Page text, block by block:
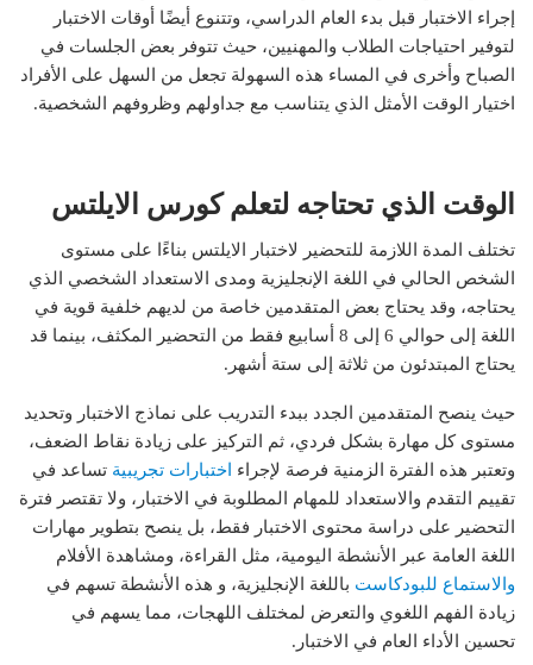
إجراء الاختبار قبل بدء العام الدراسي، وتتنوع أيضًا أوقات الاختبار
لتوفير احتياجات الطلاب والمهنيين، حيث تتوفر بعض الجلسات في
الصباح وأخرى في المساء هذه السهولة تجعل من السهل على الأفراد
اختيار الوقت الأمثل الذي يتناسب مع جداولهم وظروفهم الشخصية.
الوقت الذي تحتاجه لتعلم كورس الايلتس
تختلف المدة اللازمة للتحضير لاختبار الايلتس بناءًا على مستوى
الشخص الحالي في اللغة الإنجليزية ومدى الاستعداد الشخصي الذي
يحتاجه، وقد يحتاج بعض المتقدمين خاصة من لديهم خلفية قوية في
اللغة إلى حوالي 6 إلى 8 أسابيع فقط من التحضير المكثف، بينما قد
يحتاج المبتدئون من ثلاثة إلى ستة أشهر.
حيث ينصح المتقدمين الجدد ببدء التدريب على نماذج الاختبار وتحديد
مستوى كل مهارة بشكل فردي، ثم التركيز على زيادة نقاط الضعف،
وتعتبر هذه الفترة الزمنية فرصة لإجراء اختبارات تجريبية تساعد في
تقييم التقدم والاستعداد للمهام المطلوبة في الاختبار، ولا تقتصر فترة
التحضير على دراسة محتوى الاختبار فقط، بل ينصح بتطوير مهارات
اللغة العامة عبر الأنشطة اليومية، مثل القراءة، ومشاهدة الأفلام
والاستماع للبودكاست باللغة الإنجليزية، و هذه الأنشطة تسهم في
زيادة الفهم اللغوي والتعرض لمختلف اللهجات، مما يسهم في
تحسين الأداء العام في الاختبار.